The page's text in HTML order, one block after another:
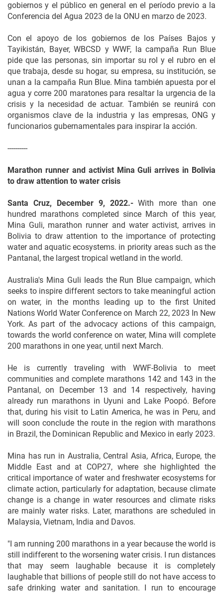
gobiernos y el público en general en el período previo a la
Conferencia del Agua 2023 de la ONU en marzo de 2023.
Con el apoyo de los gobiernos de los Países Bajos y
Tayikistán, Bayer, WBCSD y WWF, la campaña Run Blue
pide que las personas, sin importar su rol y el rubro en el
que trabaja, desde su hogar, su empresa, su institución, se
unan a la campaña Run Blue. Mina también apuesta por el
agua y corre 200 maratones para resaltar la urgencia de la
crisis y la necesidad de actuar. También se reunirá con
organismos clave de la industria y las empresas, ONG y
funcionarios gubernamentales para inspirar la acción.
----------
Marathon runner and activist Mina Guli arrives in Bolivia
to draw attention to water crisis​
Santa Cruz, December 9, 2022.-With more than one
hundred marathons completed since March of this year,
Mina Guli, marathon runner and water activist, arrives in
Bolivia to draw attention to the importance of protecting
water and aquatic ecosystems. in priority areas such as the
Pantanal, the largest tropical wetland in the world.
Australia's Mina Guli leads the Run Blue campaign, which
seeks to inspire different sectors to take meaningful action
on water, in the months leading up to the first United
Nations World Water Conference on March 22, 2023 In New
York. As part of the advocacy actions of this campaign,
towards the world conference on water, Mina will complete
200 marathons in one year, until next March.
He is currently traveling with WWF-Bolivia to meet
communities and complete marathons 142 and 143 in the
Pantanal, on December 13 and 14 respectively, having
already run marathons in Uyuni and Lake Poopó. Before
that, during his visit to Latin America, he was in Peru, and
will soon conclude the route in the region with marathons
in Brazil, the Dominican Republic and Mexico in early 2023.
Mina has run in Australia, Central Asia, Africa, Europe, the
Middle East and at COP27, where she highlighted the
critical importance of water and freshwater ecosystems for
climate action, particularly for adaptation, because climate
change is a change in water resources and climate risks
are mainly water risks. Later, marathons are scheduled in
Malaysia, Vietnam, India and Davos.
"I am running 200 marathons in a year because the world is
still indifferent to the worsening water crisis. I run distances
that may seem laughable because it is completely
laughable that billions of people still do not have access to
safe drinking water and sanitation. I run to encourage